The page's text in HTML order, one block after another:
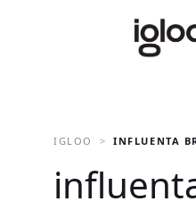
IGLOO INFLUENTA